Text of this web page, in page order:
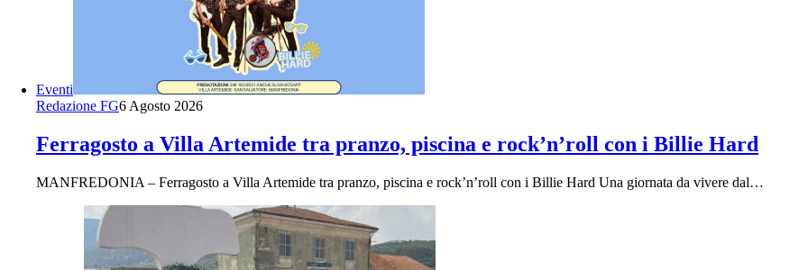
Eventi
Redazione FG6 Agosto 2026
Ferragosto a Villa Artemide tra pranzo, piscina e rock’n’roll con i Billie Hard
MANFREDONIA – Ferragosto a Villa Artemide tra pranzo, piscina e rock’n’roll con i Billie Hard Una giornata da vivere dal…